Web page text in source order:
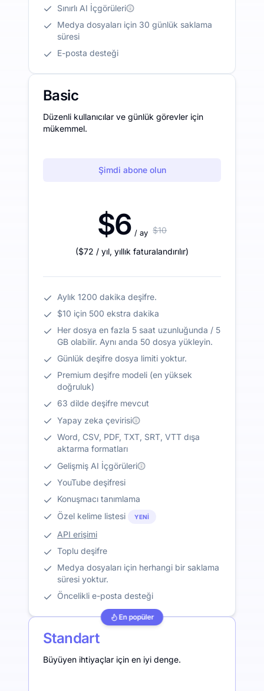
Sınırlı AI İçgörüleri
Medya dosyaları için 30 günlük saklama
süresi
E-posta desteği
Basic
Düzenli kullanıcılar ve günlük görevler için
mükemmel.
Şimdi abone olun
$6 / ay $10
($72 / yıl, yıllık faturalandırılır)
Aylık 1200 dakika deşifre.
$10 için 500 ekstra dakika
Her dosya en fazla 5 saat uzunluğunda / 5
GB olabilir. Aynı anda 50 dosya yükleyin.
Günlük deşifre dosya limiti yoktur.
Premium deşifre modeli (en yüksek
doğruluk)
63 dilde deşifre mevcut
Yapay zeka çevirisi
Word, CSV, PDF, TXT, SRT, VTT dışa
aktarma formatları
Gelişmiş AI İçgörüleri
YouTube deşifresi
Konuşmacı tanımlama
Özel kelime listesi
YENI
API erişimi
Toplu deşifre
Medya dosyaları için herhangi bir saklama
süresi yoktur.
Öncelikli e-posta desteği
En popüler
Standart
Büyüyen ihtiyaçlar için en iyi denge.